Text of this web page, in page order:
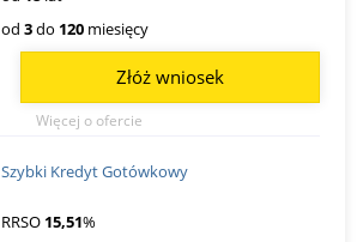
od 3do 120 miesięcy
Więcej o ofercie
Złóż wniosek
Szybki Kredyt Gotówkowy
RRSO 15,51%